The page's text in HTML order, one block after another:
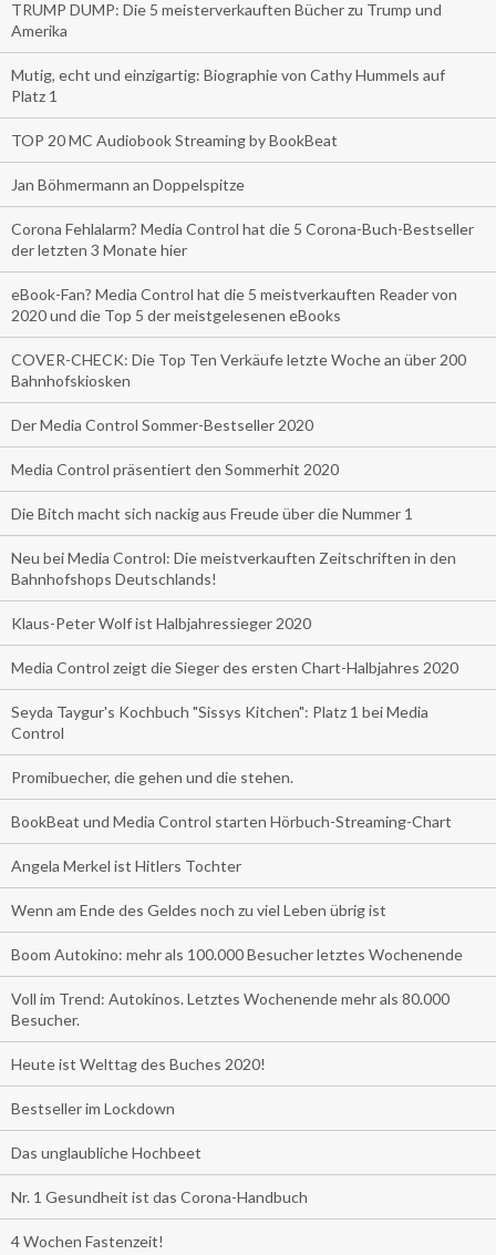
TRUMP DUMP: Die 5 meisterverkauften Bücher zu Trump und
Amerika
Mutig, echt und einzigartig: Biographie von Cathy Hummels auf
Platz 1
TOP 20 MC Audiobook Streaming by BookBeat
Jan Böhmermann an Doppelspitze
Corona Fehlalarm? Media Control hat die 5 Corona-Buch-Bestseller
der letzten 3 Monate hier
eBook-Fan? Media Control hat die 5 meistverkauften Reader von
2020 und die Top 5 der meistgelesenen eBooks
COVER-CHECK: Die Top Ten Verkäufe letzte Woche an über 200
Bahnhofskiosken
Der Media Control Sommer-Bestseller 2020
Media Control präsentiert den Sommerhit 2020
Die Bitch macht sich nackig aus Freude über die Nummer 1
Neu bei Media Control: Die meistverkauften Zeitschriften in den
Bahnhofshops Deutschlands!
Klaus-Peter Wolf ist Halbjahressieger 2020
Media Control zeigt die Sieger des ersten Chart-Halbjahres 2020
Seyda Taygur's Kochbuch "Sissys Kitchen": Platz 1 bei Media
Control
Promibuecher, die gehen und die stehen.
BookBeat und Media Control starten Hörbuch-Streaming-Chart
Angela Merkel ist Hitlers Tochter
Wenn am Ende des Geldes noch zu viel Leben übrig ist
Boom Autokino: mehr als 100.000 Besucher letztes Wochenende
Voll im Trend: Autokinos. Letztes Wochenende mehr als 80.000
Besucher.
Heute ist Welttag des Buches 2020!
Bestseller im Lockdown
Das unglaubliche Hochbeet
Nr. 1 Gesundheit ist das Corona-Handbuch
4 Wochen Fastenzeit!